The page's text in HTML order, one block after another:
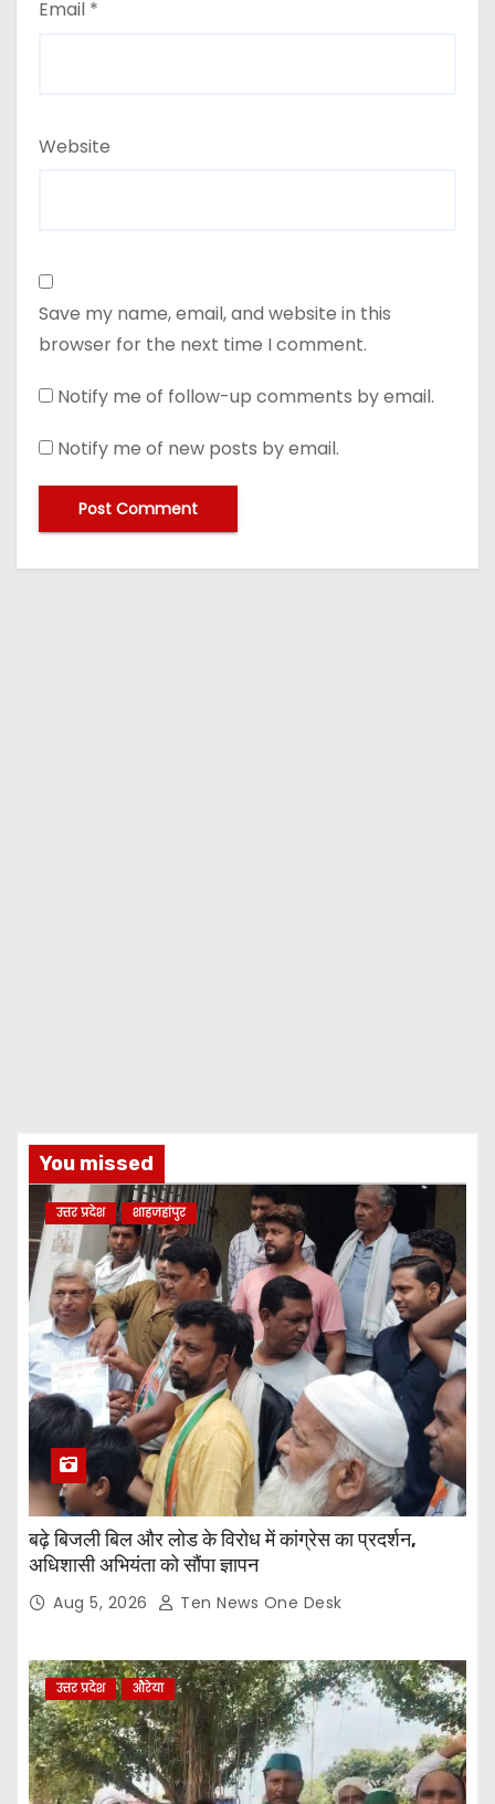
Email *
Website
Save my name, email, and website in this
browser for the next time I comment.
Notify me of follow-up comments by email.
Notify me of new posts by email.
You missed
उत्तर प्रदेश शाहजहांपुर
बढ़े बिजली बिल और लोड के विरोध में कांग्रेस का प्रदर्शन,
अधिशासी अभियंता को सौंपा ज्ञापन
Aug 5, 2026 Ten News One Desk
उत्तर प्रदेश औरेया